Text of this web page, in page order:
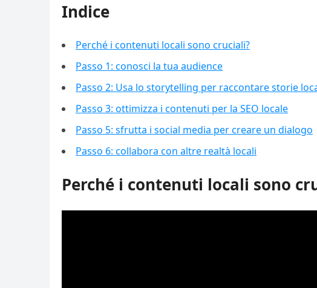
Indice
Perché i contenuti locali sono cruciali?
Passo 1: conosci la tua audience
Passo 2: Usa lo storytelling per raccontare storie
Passo 3: ottimizza i contenuti per la SEO locale
Passo 5: sfrutta i social media per creare un dialogo
Passo 6: collabora con altre realtà locali
Perché i contenuti locali sono